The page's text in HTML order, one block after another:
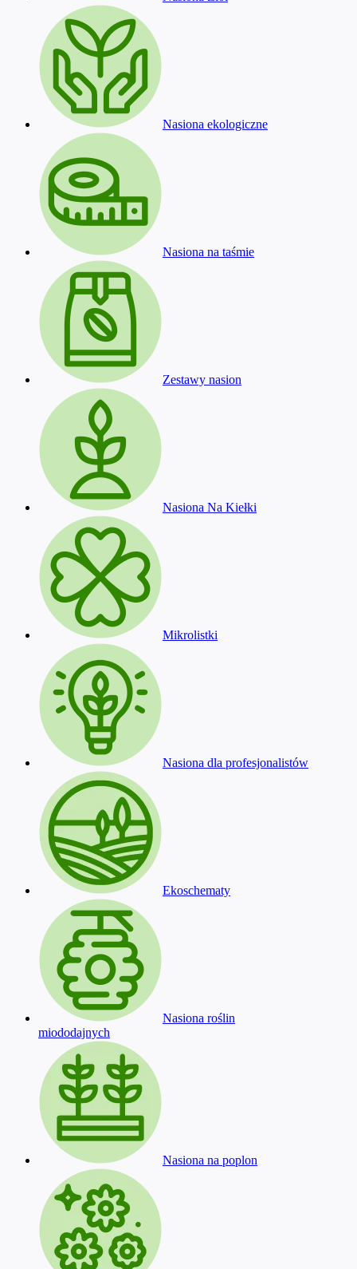
Nasiona ekologiczne
Nasiona na taśmie
Zestawy nasion
Nasiona Na Kiełki
Mikrolistki
Nasiona dla profesjonalistów
Ekoschematy
Nasiona roślin
miododajnych
Nasiona na poplon